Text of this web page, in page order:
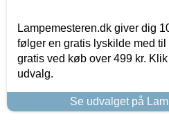
Lampemesteren.dk giver dig
følger en gratis lyskilde med
gratis ved køb over 499 kr.
udvalg.
Se udvalget på